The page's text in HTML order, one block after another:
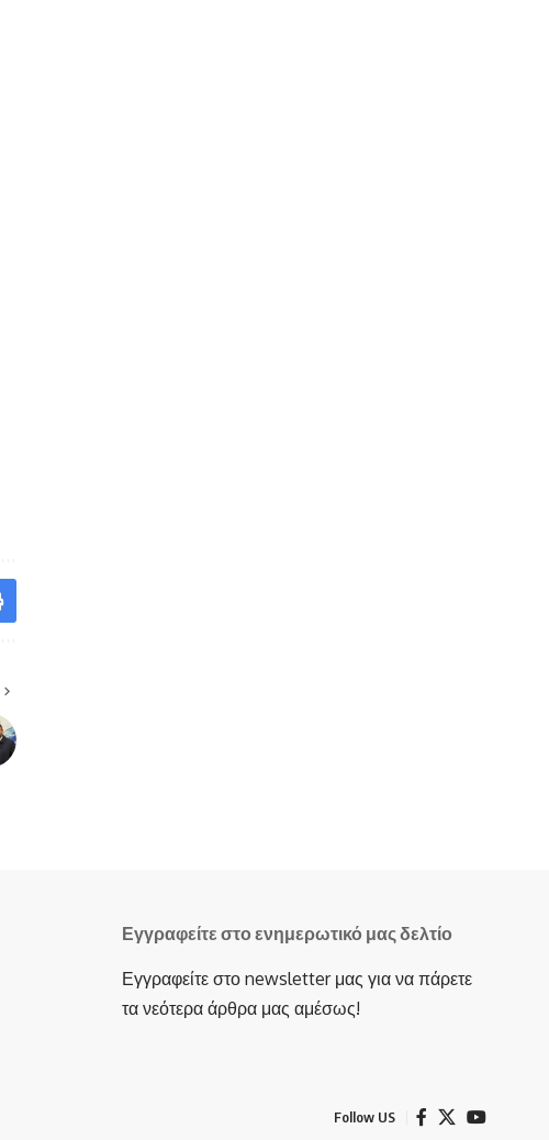
Εγγραφείτε στο ενημερωτικό μας δελτίο
Εγγραφείτε στο newsletter μας για να πάρετε
τα νεότερα άρθρα μας αμέσως!
Follow US